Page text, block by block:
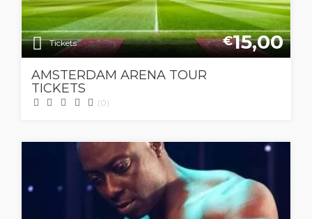
Tickets €15,00
AMSTERDAM ARENA TOUR
TICKETS
(0)